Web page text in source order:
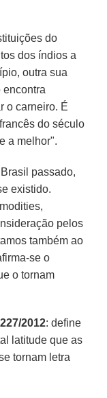
do
dos índios a
outra sua
o carneiro. É
do século
a melhor".
passado,
existido.
pelos
também ao
se o
o tornam
2012: define
latitude que as
tornam letra